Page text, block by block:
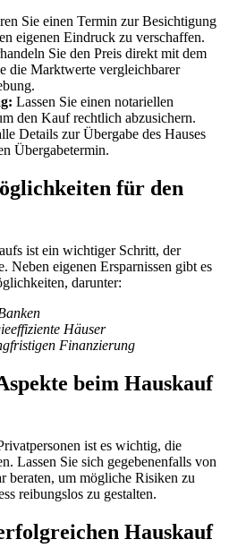
Sie einen Termin zur Besichtigung
eigenen Eindruck zu verschaffen.
Sie den Preis direkt mit dem
die Marktwerte vergleichbarer
Lassen Sie einen notariellen
den Kauf rechtlich abzusichern.
Details zur Übergabe des Hauses
Übergabetermin.
für den
ist ein wichtiger Schritt, der
Neben eigenen Ersparnissen gibt es
darunter:
Häuser
Finanzierung
beim Hauskauf
ist es wichtig, die
Lassen Sie sich gegebenenfalls von
beraten, um mögliche Risiken zu
reibungslos zu gestalten.
Hauskauf